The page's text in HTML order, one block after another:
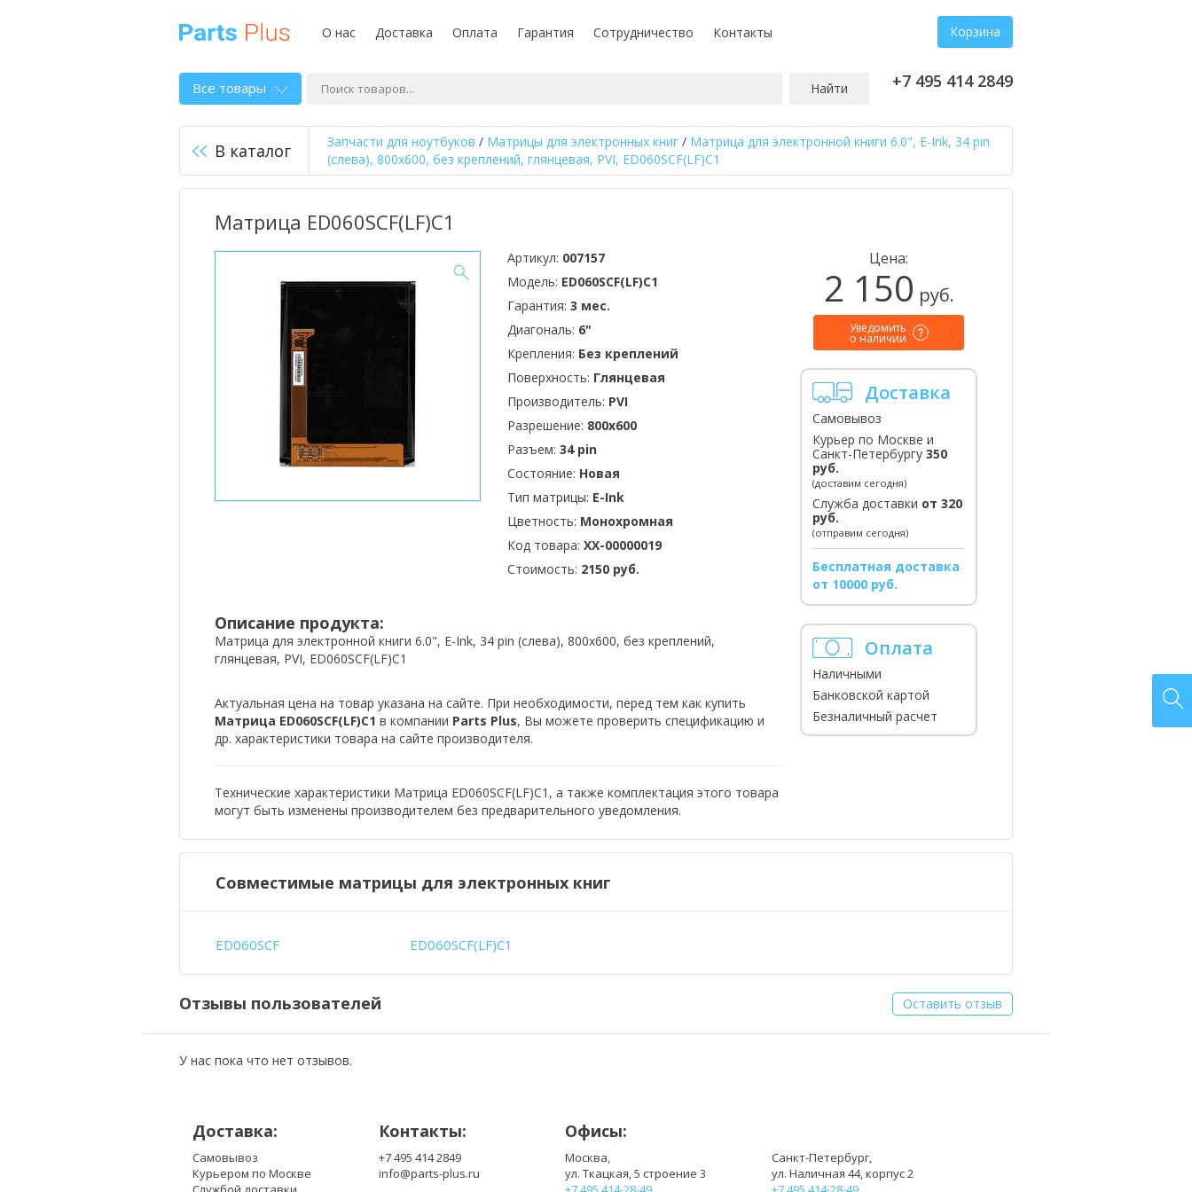
О нас Доставка Оплата Гарантия Сотрудничество Контакты Корзина
Все товары Найти +7 495 414 2849
В каталог Запчасти для ноутбуков / Матрицы для электронных книг / Матрица для электронной книги 6.0", E-Ink, 34 pin
(слева), 800x600, без креплений, глянцевая, PVI, ED060SCF(LF)C1
Матрица ED060SCF(LF)C1
Артикул: 007157
Модель: ED060SCF(LF)C1
Гарантия: 3 мес.
Диагональ: 6"
Крепления: Без креплений
Поверхность: Глянцевая
Производитель: PVI
Разрешение: 800x600
Разъем: 34 pin
Состояние: Новая
Тип матрицы: E-Ink
Цветность: Монохромная
Код товара: XX-00000019
Стоимость: 2150 руб.
Описание продукта:
Матрица для электронной книги 6.0", E-Ink, 34 pin (слева), 800x600, без креплений,
глянцевая, PVI, ED060SCF(LF)C1
Актуальная цена на товар указана на сайте. При необходимости, перед тем как купить
Матрица ED060SCF(LF)C1 в компании Parts Plus, Вы можете проверить спецификацию и
др. характеристики товара на сайте производителя.
Технические характеристики Матрица ED060SCF(LF)C1, а также комплектация этого товара
могут быть изменены производителем без предварительного уведомления.
Цена:
2 150 руб.
Уведомить
о наличии
Доставка
Самовывоз
Курьер по Москве и
Санкт-Петербургу 350
руб.
(доставим сегодня)
Служба доставки от 320
руб.
(отправим сегодня)
Бесплатная доставка
от 10000 руб.
Оплата
Наличными
Банковской картой
Безналичный расчет
Совместимые матрицы для электронных книг
ED060SCF ED060SCF(LF)C1
Отзывы пользователей Оставить отзыв
У нас пока что нет отзывов.
Доставка:
Самовывоз
Курьером по Москве
Контакты:
+7 495 414 2849
info@parts-plus.ru
Офисы:
Москва,
ул. Ткацкая, 5 строение 3
Санкт-Петербург,
ул. Наличная 44, корпус 2